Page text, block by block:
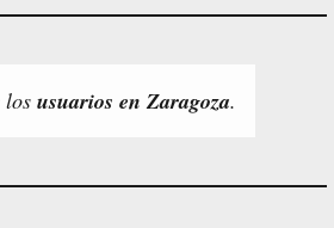
los usuarios en Zaragoza.